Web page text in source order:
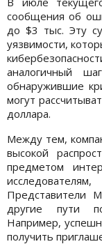
сообщения об
до $3 тыс. Эту
уязвимости,
аналогичный
обнаружившие
могут
доллара.
Между тем,
высокой
предметом
Представители
другие пути
Например,
получить